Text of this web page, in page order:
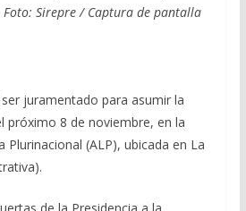
Sirepre / Captura de pantalla
juramentado para asumir la
próximo 8 de noviembre, en la
Plurinacional (ALP), ubicada en La